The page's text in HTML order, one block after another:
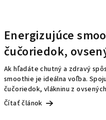
Energizujúce
čučoriedok,
Ak hľadáte chutný a zdravý
smoothie je ideálna voľba.
čučoriedok, vlákninu z
Čítať článok